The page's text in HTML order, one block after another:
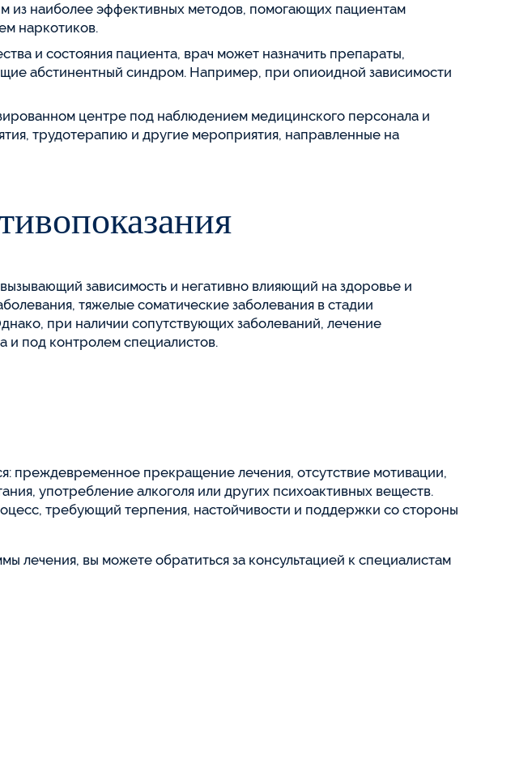
из наиболее эффективных методов, помогающих пациентам
наркотиков.
и состояния пациента, врач может назначить препараты,
абстинентный синдром. Например, при опиоидной зависимости
центре под наблюдением медицинского персонала и
трудотерапию и другие мероприятия, направленные на
зависимость и негативно влияющий на здоровье и
тяжелые соматические заболевания в стадии
при наличии сопутствующих заболеваний, лечение
и под контролем специалистов.
преждевременное прекращение лечения, отсутствие мотивации,
употребление алкоголя или других психоактивных веществ.
требующий терпения, настойчивости и поддержки со стороны
лечения, вы можете обратиться за консультацией к специалистам